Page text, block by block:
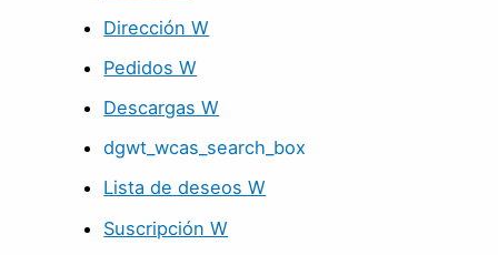
Dirección W
Pedidos W
Descargas W
dgwt_wcas_search_box
Lista de deseos W
Suscripción W